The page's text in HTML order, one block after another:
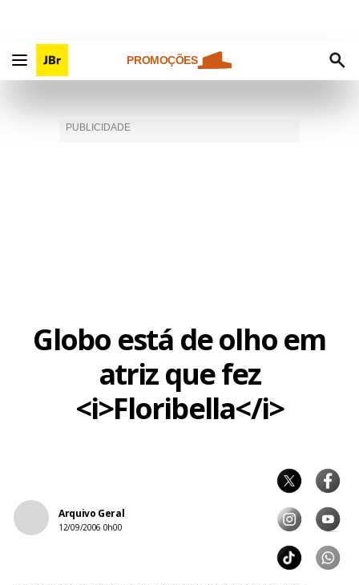
PROMOÇÕES
Globo está de olho em
atriz que fez
<i>Floribella</i>
Arquivo Geral
12/09/2006 0h00